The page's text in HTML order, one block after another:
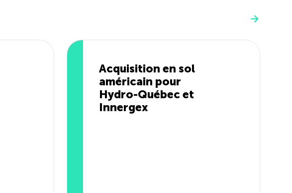
Acquisition en sol
américain pour
Hydro-Québec et
Innergex